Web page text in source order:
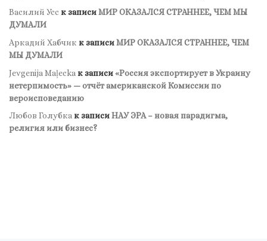
Василий Усс к записиМИР ОКАЗАЛСЯ СТРАННЕЕ, ЧЕМ МЫ
ДУМАЛИ
Аркадий Хабчик к записиМИР ОКАЗАЛСЯ СТРАННЕЕ, ЧЕМ
МЫ ДУМАЛИ
Jevgenija Maļecka к записи«Россия экспортирует в Украину
нетерпимость» — отчёт американской Комиссии по
вероисповеданию
Любов Голубкак записиНАУ ЭРА – новая парадигма,
религия или бизнес?